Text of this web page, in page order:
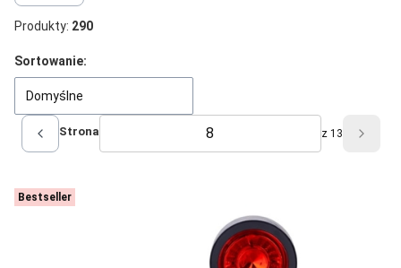
Produkty: 290
Lista produktów
Sortowanie:
Domyślne
Poprzednie produkty
Strona z 13
Bestseller